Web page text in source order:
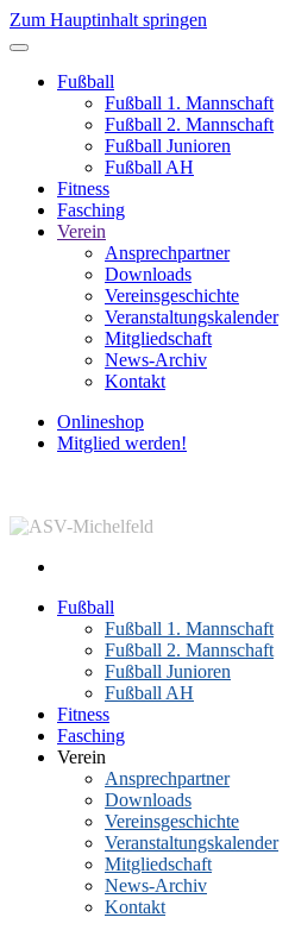
Zum Hauptinhalt springen
Fußball
Fußball 1. Mannschaft
Fußball 2. Mannschaft
Fußball Junioren
Fußball AH
Fitness
Fasching
Verein
Ansprechpartner
Downloads
Vereinsgeschichte
Veranstaltungskalender
Mitgliedschaft
News-Archiv
Kontakt
Onlineshop
Mitglied werden!
Fußball
Fußball 1. Mannschaft
Fußball 2. Mannschaft
Fußball Junioren
Fußball AH
Fitness
Fasching
Verein
Ansprechpartner
Downloads
Vereinsgeschichte
Veranstaltungskalender
Mitgliedschaft
News-Archiv
Kontakt